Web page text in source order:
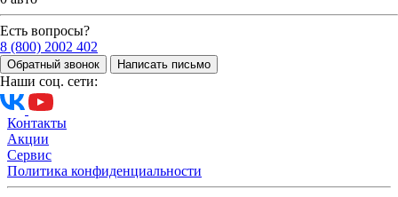
Есть вопросы?
8 (800) 2002 402
Обратный звонок Написать письмо
Наши соц. сети:
Новые автомобили в наличии
Каталог автомобилей
Авто с пробегом
О компании
О компании
Новости
История компании
Контакты
Акции
Сервис
Политика конфиденциальности